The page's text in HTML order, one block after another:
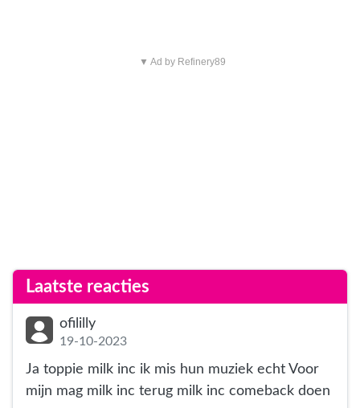
▼ Ad by Refinery89
Laatste reacties
ofililly
19-10-2023
Ja toppie milk inc ik mis hun muziek echt Voor
mijn mag milk inc terug milk inc comeback doen